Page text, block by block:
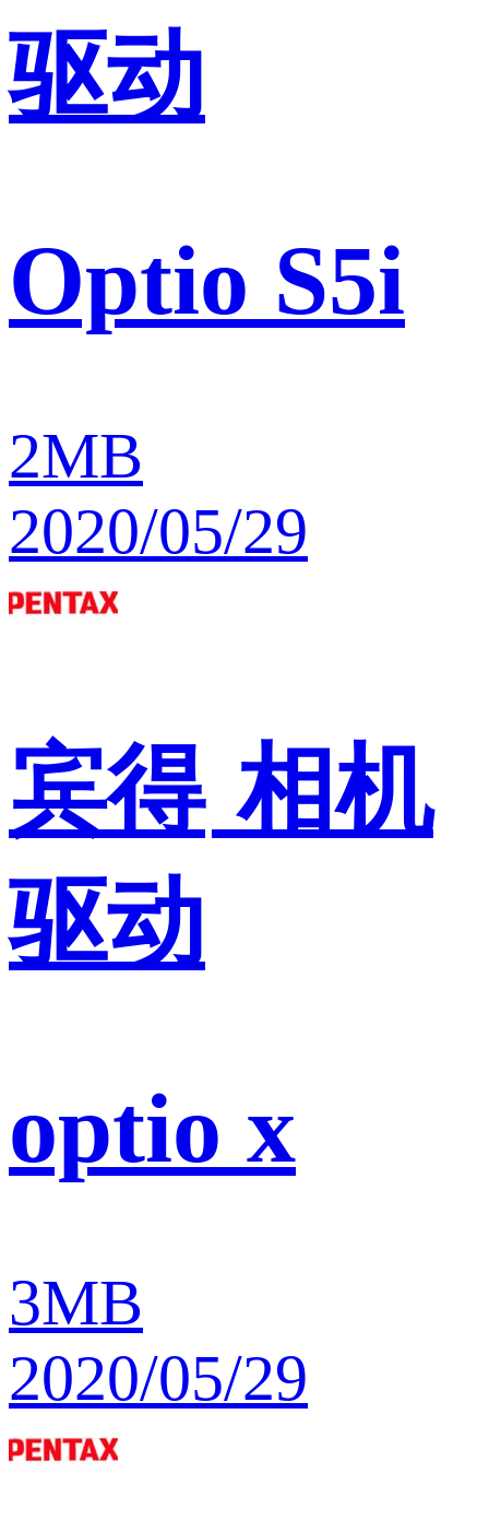
驱动
Optio S5i
2MB
2020/05/29
宾得 相机
驱动
optio x
3MB
2020/05/29